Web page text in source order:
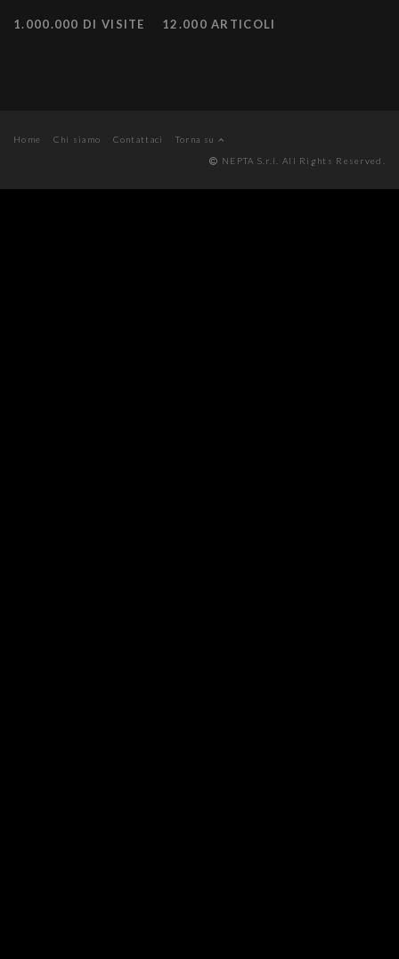
1.000.000 DI VISITE 12.000 ARTICOLI
Home Chi siamo Contattaci
Torna su
NEPTA S.r.l. All Rights Reserved.